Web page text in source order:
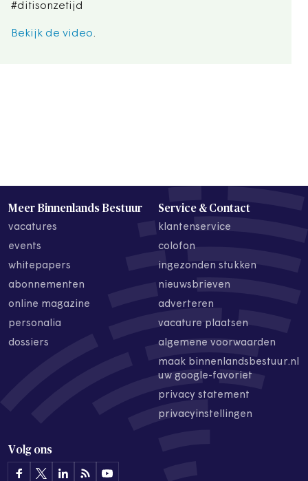
#ditisonzetijd
Bekijk de video.
Meer Binnenlands Bestuur
vacatures
events
whitepapers
abonnementen
online magazine
personalia
dossiers
Service & Contact
klantenservice
colofon
ingezonden stukken
nieuwsbrieven
adverteren
vacature plaatsen
algemene voorwaarden
maak binnenlandsbestuur.nl
uw google-favoriet
privacy statement
privacyinstellingen
Volg ons